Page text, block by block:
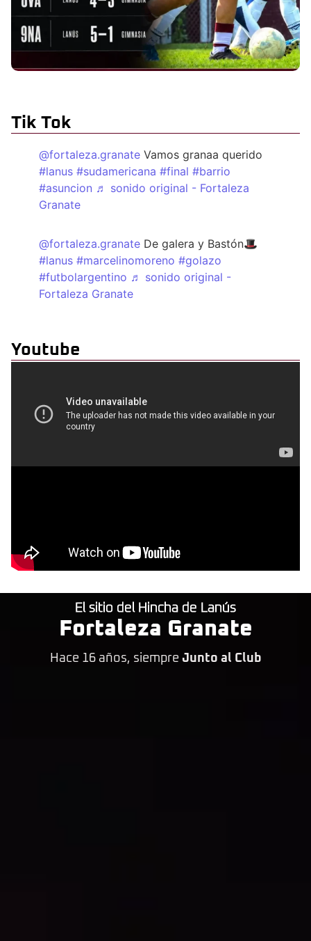
Tik Tok
@fortaleza.granate Vamos granaa querido
#lanus #sudamericana #final #barrio
#asuncion ♬ sonido original - Fortaleza
Granate
@fortaleza.granate De galera y Bastón🎩
#lanus #marcelinomoreno #golazo
#futbolargentino ♬ sonido original -
Fortaleza Granate
Youtube
El sitio del Hincha de Lanús
Fortaleza Granate
Hace 16 años, siempre Junto al Club